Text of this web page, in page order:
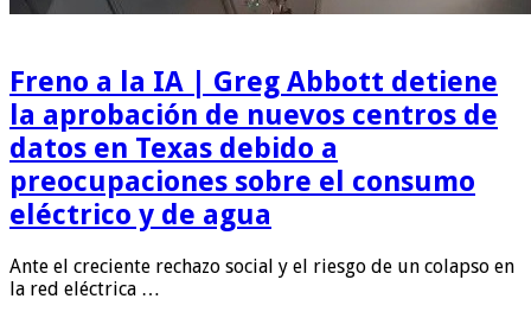
Freno a la IA | Greg Abbott detiene
la aprobación de nuevos centros de
datos en Texas debido a
preocupaciones sobre el consumo
eléctrico y de agua
Ante el creciente rechazo social y el riesgo de un colapso en
la red eléctrica …